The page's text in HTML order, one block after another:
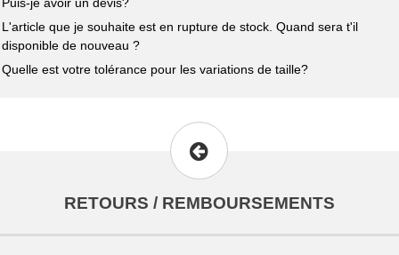
L'article que je souhaite est en rupture de stock. Quand sera t'il
disponible de nouveau ?
Quelle est votre tolérance pour les variations de taille?
RETOURS / REMBOURSEMENTS